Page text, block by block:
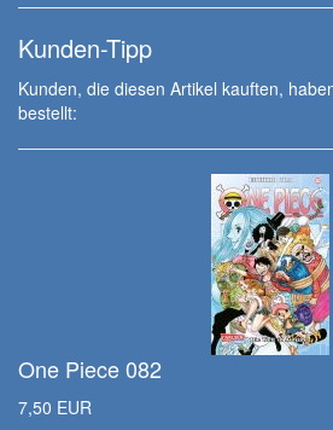
Kunden-Tipp
Kunden, die diesen Artikel kauften,
bestellt:
One Piece 082
7,50 EUR